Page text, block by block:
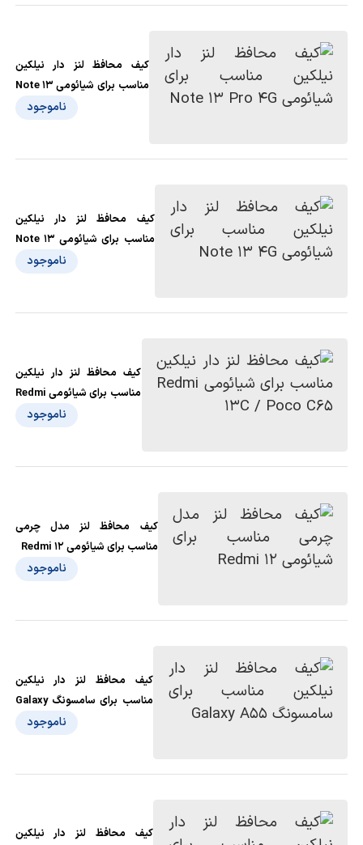
کیف محافظ لنز دار نیلکین
مناسب برای شیائومی Note 13
ناموجود
کیف محافظ لنز دار نیلکین
مناسب برای شیائومی Note 13
ناموجود
کیف محافظ لنز دار نیلکین
مناسب برای شیائومی Redmi
13C / Poco C65ناموجود
کیف محافظ لنز مدل چرمی
مناسب برای شیائومی Redmi 12
ناموجود
کیف محافظ لنز دار نیلکین
مناسب برای سامسونگ Galaxy
ناموجود
کیف محافظ لنز دار نیلکین